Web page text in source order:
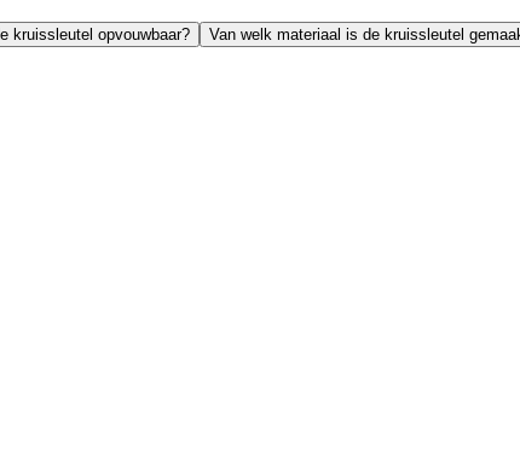
kruissleutel opvouwbaar? Van welk materiaal is de kruissleutel